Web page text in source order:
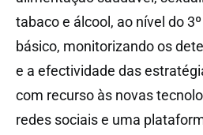
tabaco e álcool, ao nível do
básico, monitorizando os
e a efectividade das
com recurso às novas
redes sociais e uma